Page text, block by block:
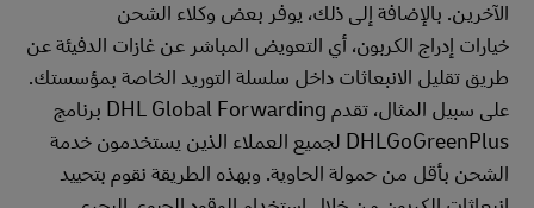
الآخرين. بالإضافة إلى ذلك، يوفر بعض وكلاء الشحن
خيارات إدراج الكربون، أي التعويض المباشر عن غازات الدفيئة عن
طريق تقليل الانبعاثات داخل سلسلة التوريد الخاصة بمؤسستك.
على سبيل المثال، تقدم DHL Global Forwarding برنامج
DHLGoGreenPlus لجميع العملاء الذين يستخدمون خدمة
الشحن بأقل من حمولة الحاوية. وبهذه الطريقة نقوم بتحييد